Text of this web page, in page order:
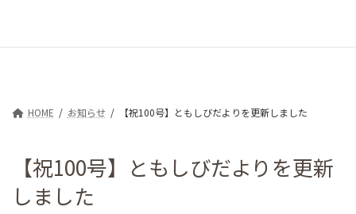
HOME お知らせ 【祝100号】ともしびだよりを更新しました
【祝100号】ともしびだよりを更新
しました